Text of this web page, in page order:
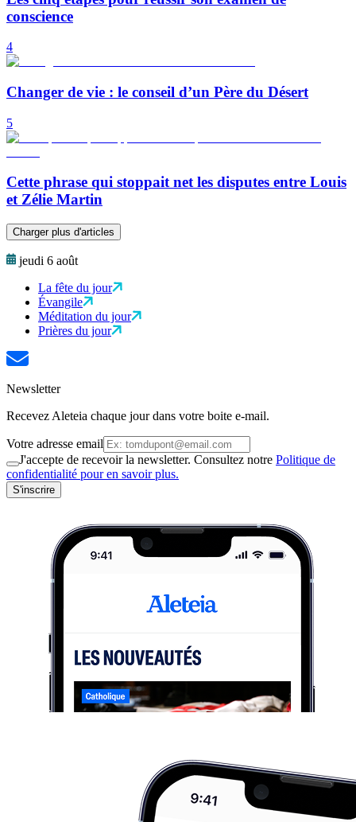
conscience
4
Changer de vie : le conseil d’un Père du Désert
5
Cette phrase qui stoppait net les disputes entre Louis
et Zélie Martin
Charger plus d'articles
jeudi 6 août
La fête du jour
Évangile
Méditation du jour
Prières du jour
Newsletter
Recevez Aleteia chaque jour dans votre boite e-mail.
Votre adresse email
J'accepte de recevoir la newsletter. Consultez notre Politique de
confidentialité pour en savoir plus.
S'inscrire